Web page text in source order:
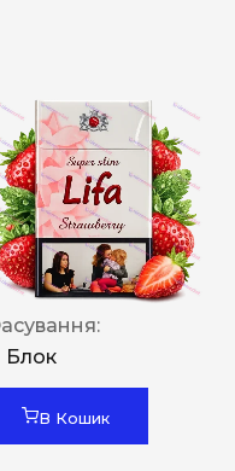
Блок
В Кошик